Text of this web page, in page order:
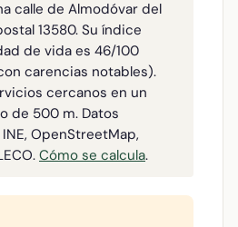
calle de Almodóvar del
13580. Su índice
de vida es 46/100
carencias notables).
cercanos en un
de 500 m. Datos
OpenStreetMap,
Cómo se calcula.